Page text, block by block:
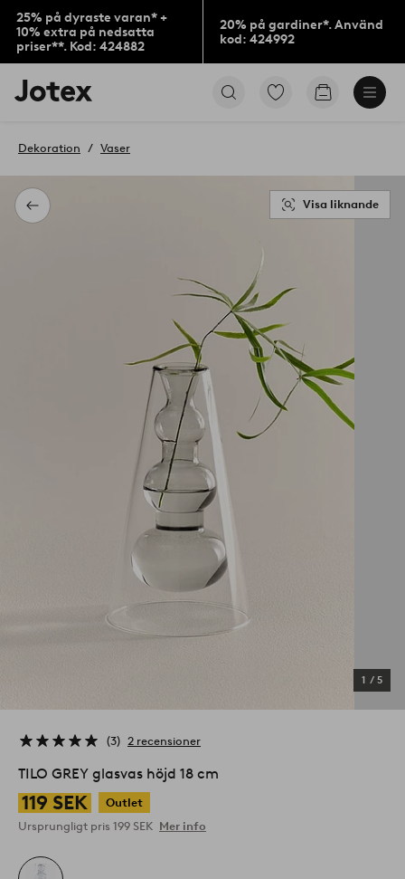
25% på dyraste varan* +
10% extra på nedsatta
priser**. Kod: 424882
20% på gardiner*. Använd
kod: 424992
Jotex
logotyp
till
Gå
Gå
Tillbaka
Dekoration Vaser
1 / 5
Visa liknande
3 2 recensioner
TILO GREY glasvas höjd 18 cm
119 SEK
Outlet
Ursprungligt pris 199 SEK Mer info